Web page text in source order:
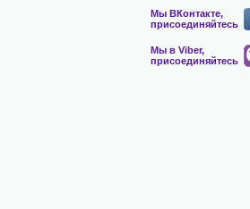
Мы ВКонтакте,
присоединяйтесь
Мы в Viber,
присоединяйтесь